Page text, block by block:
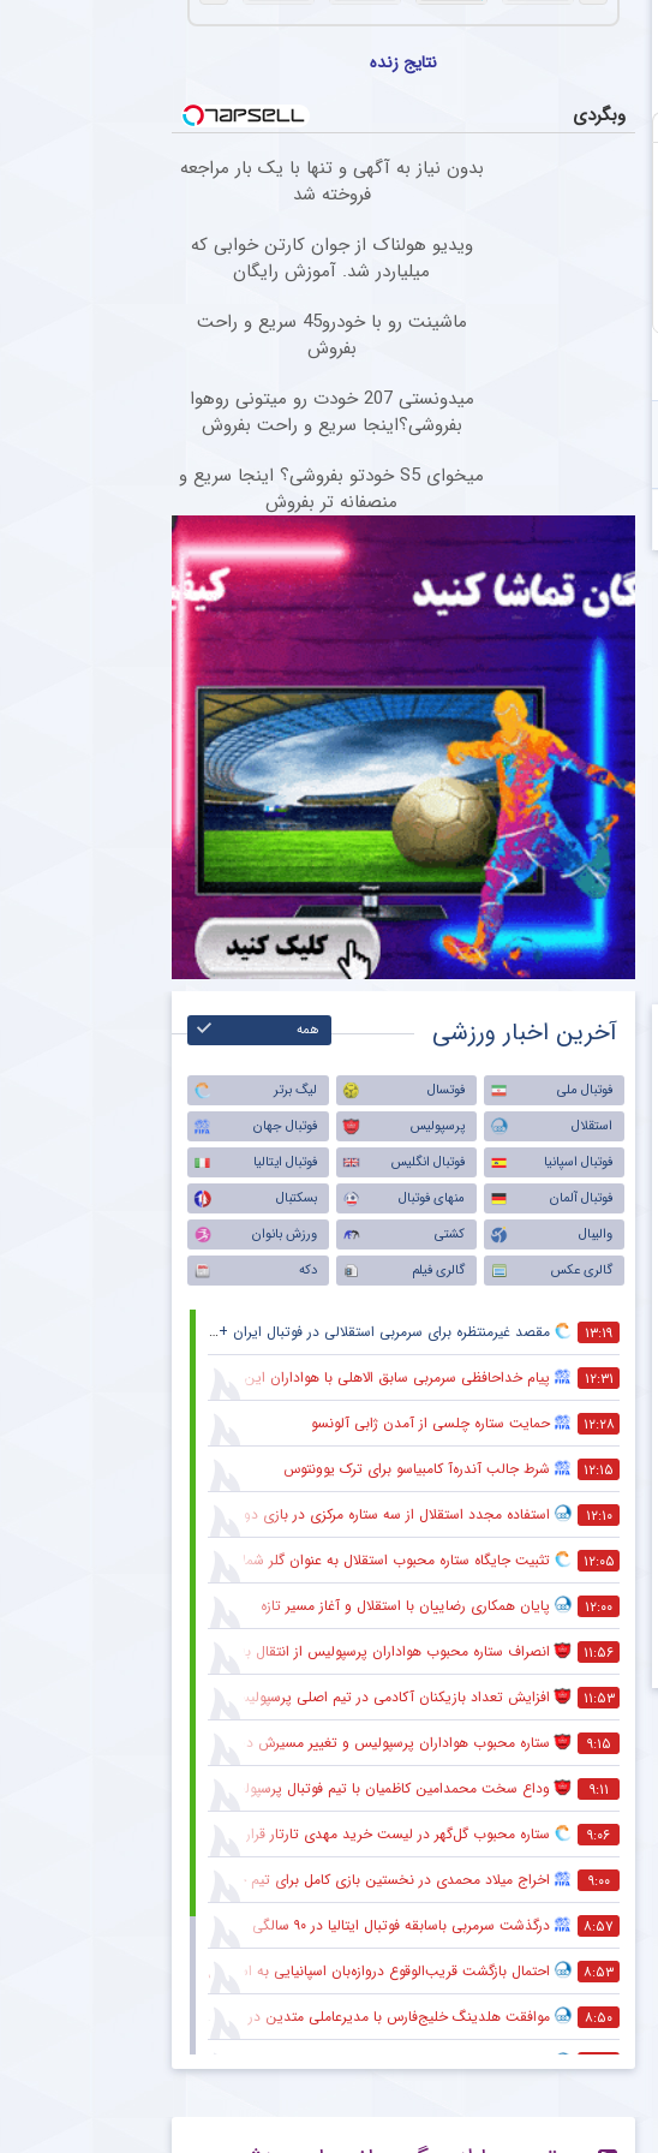
خبرساز شد + سند جنجالی
پرسپولیس با چاشنی کری برای استقلال +
سند
جمعه ۱۶ شهریور ۱۴۰۳ | ۱۷:۳۷
به درخواست جنجالی مبینا نعمت زاده +
نتایج زنده
وبگردی
بدون نیاز به آگهی و تنها با یک بار مراجعه
فروخته شد
ویدیو هولناک از جوان کارتن خوابی که
میلیاردر شد. آموزش رایگان
ماشینت رو با خودرو45 سریع و راحت
بفروش
میدونستی 207 خودت رو میتونی روهوا
بفروشی؟اینجا سریع و راحت بفروش
میخوای S5 خودتو بفروشی؟ اینجا سریع و
منصفانه تر بفروش
آخرین اخبار ورزشی همه
فوتبال ملی فوتسال
لیگ برتر
استقلال
پرسپولیس
فوتبال جهان
فوتبال اسپانیا
فوتبال انگلیس
فوتبال ایتالیا
فوتبال آلمان
منهای فوتبال
بسکتبال
والیبال
کشتی
ورزش بانوان
گالری عکس
گالری فیلم دکه
۱۳:۱۹ مقصد غیرمنتظره برای سرمربی استقلالی در فوتبال ایران + جزئیات
۱۲:۳۱ پیام خداحافظی سرمربی سابق الاهلی با هواداران این باشگاه
۱۲:۲۸ حمایت ستاره چلسی از آمدن ژابی آلونسو
۱۲:۱۵ شرط جالب آندره‌آ کامبیاسو برای ترک یوونتوس
۱۲:۱۰ استفاده مجدد استقلال از سه ستاره مرکزی در بازی دوستانه
۱۲:۰۵ تثبیت جایگاه ستاره محبوب استقلال به عنوان گلر شماره یک این تیم برای شروع لیگ
۱۲:۰۰ پایان همکاری رضاییان با استقلال و آغاز مسیر تازه
۱۱:۵۶ انصراف ستاره محبوب هواداران پرسپولیس از انتقال به الطلبه عراق
۱۱:۵۳ افزایش تعداد بازیکنان آکادمی در تیم اصلی پرسپولیس
۹:۱۵ ستاره محبوب هواداران پرسپولیس و تغییر مسیرش در نقل‌وانتقالات
۹:۱۱ وداع سخت محمدامین کاظمیان با تیم فوتبال پرسپولیس
۹:۰۶ ستاره محبوب گل‌گهر در لیست خرید مهدی تارتار قرار ندارد
۹:۰۰ اخراج میلاد محمدی در نخستین بازی کامل برای تیم جدیدش
۸:۵۷ درگذشت سرمربی باسابقه فوتبال ایتالیا در ۹۰ سالگی
۸:۵۳ احتمال بازگشت قریب‌الوقوع دروازه‌بان اسپانیایی به استقلال
۸:۵۰ موافقت هلدینگ خلیج‌فارس با مدیرعاملی متدین در استقلال
۸:۴۶